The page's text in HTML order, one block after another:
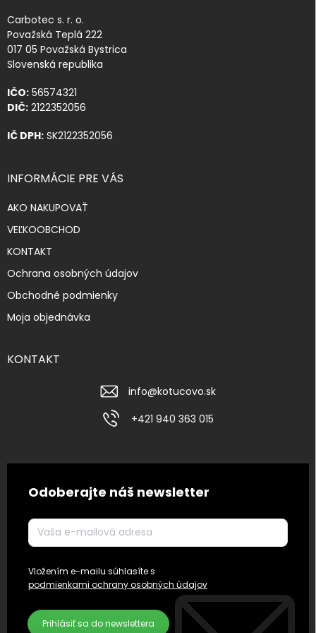
Carbotec s. r. o.
Považská Teplá 222
017 05 Považská Bystrica
Slovenská republika
IČO: 56574321
DIČ: 2122352056
IČ DPH: SK2122352056
INFORMÁCIE PRE VÁS
AKO NAKUPOVAŤ
VEĽKOOBCHOD
KONTAKT
Ochrana osobných údajov
Obchodné podmienky
Moja objednávka
KONTAKT
info@kotucovo.sk
+421 940 363 015
Odoberajte náš newsletter
Vložením e-mailu súhlasíte s
podmienkami ochrany osobných údajov
Prihlásiť sa do newslettera